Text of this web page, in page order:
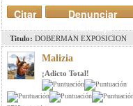
Denunciar
mensaje
Citar
Titulo: DOBERMAN EXPOSICION
Malizia
¡Adicto Total!